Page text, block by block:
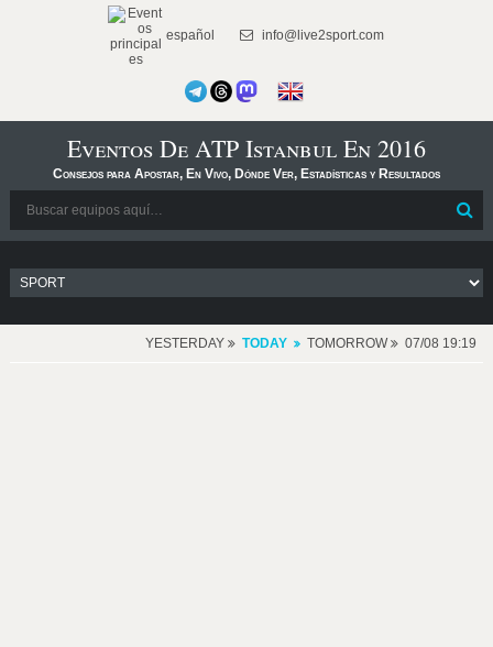
español info@live2sport.com
Eventos De ATP Istanbul En 2016
Consejos para Apostar, En Vivo, Dónde Ver, Estadísticas y Resultados
YESTERDAY TODAY TOMORROW 07/08 19:19